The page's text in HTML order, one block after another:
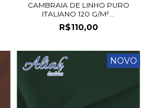
CAMBRAIA DE LINHO PURO
ITALIANO 120 G/M²...
R$110,00
NOVO